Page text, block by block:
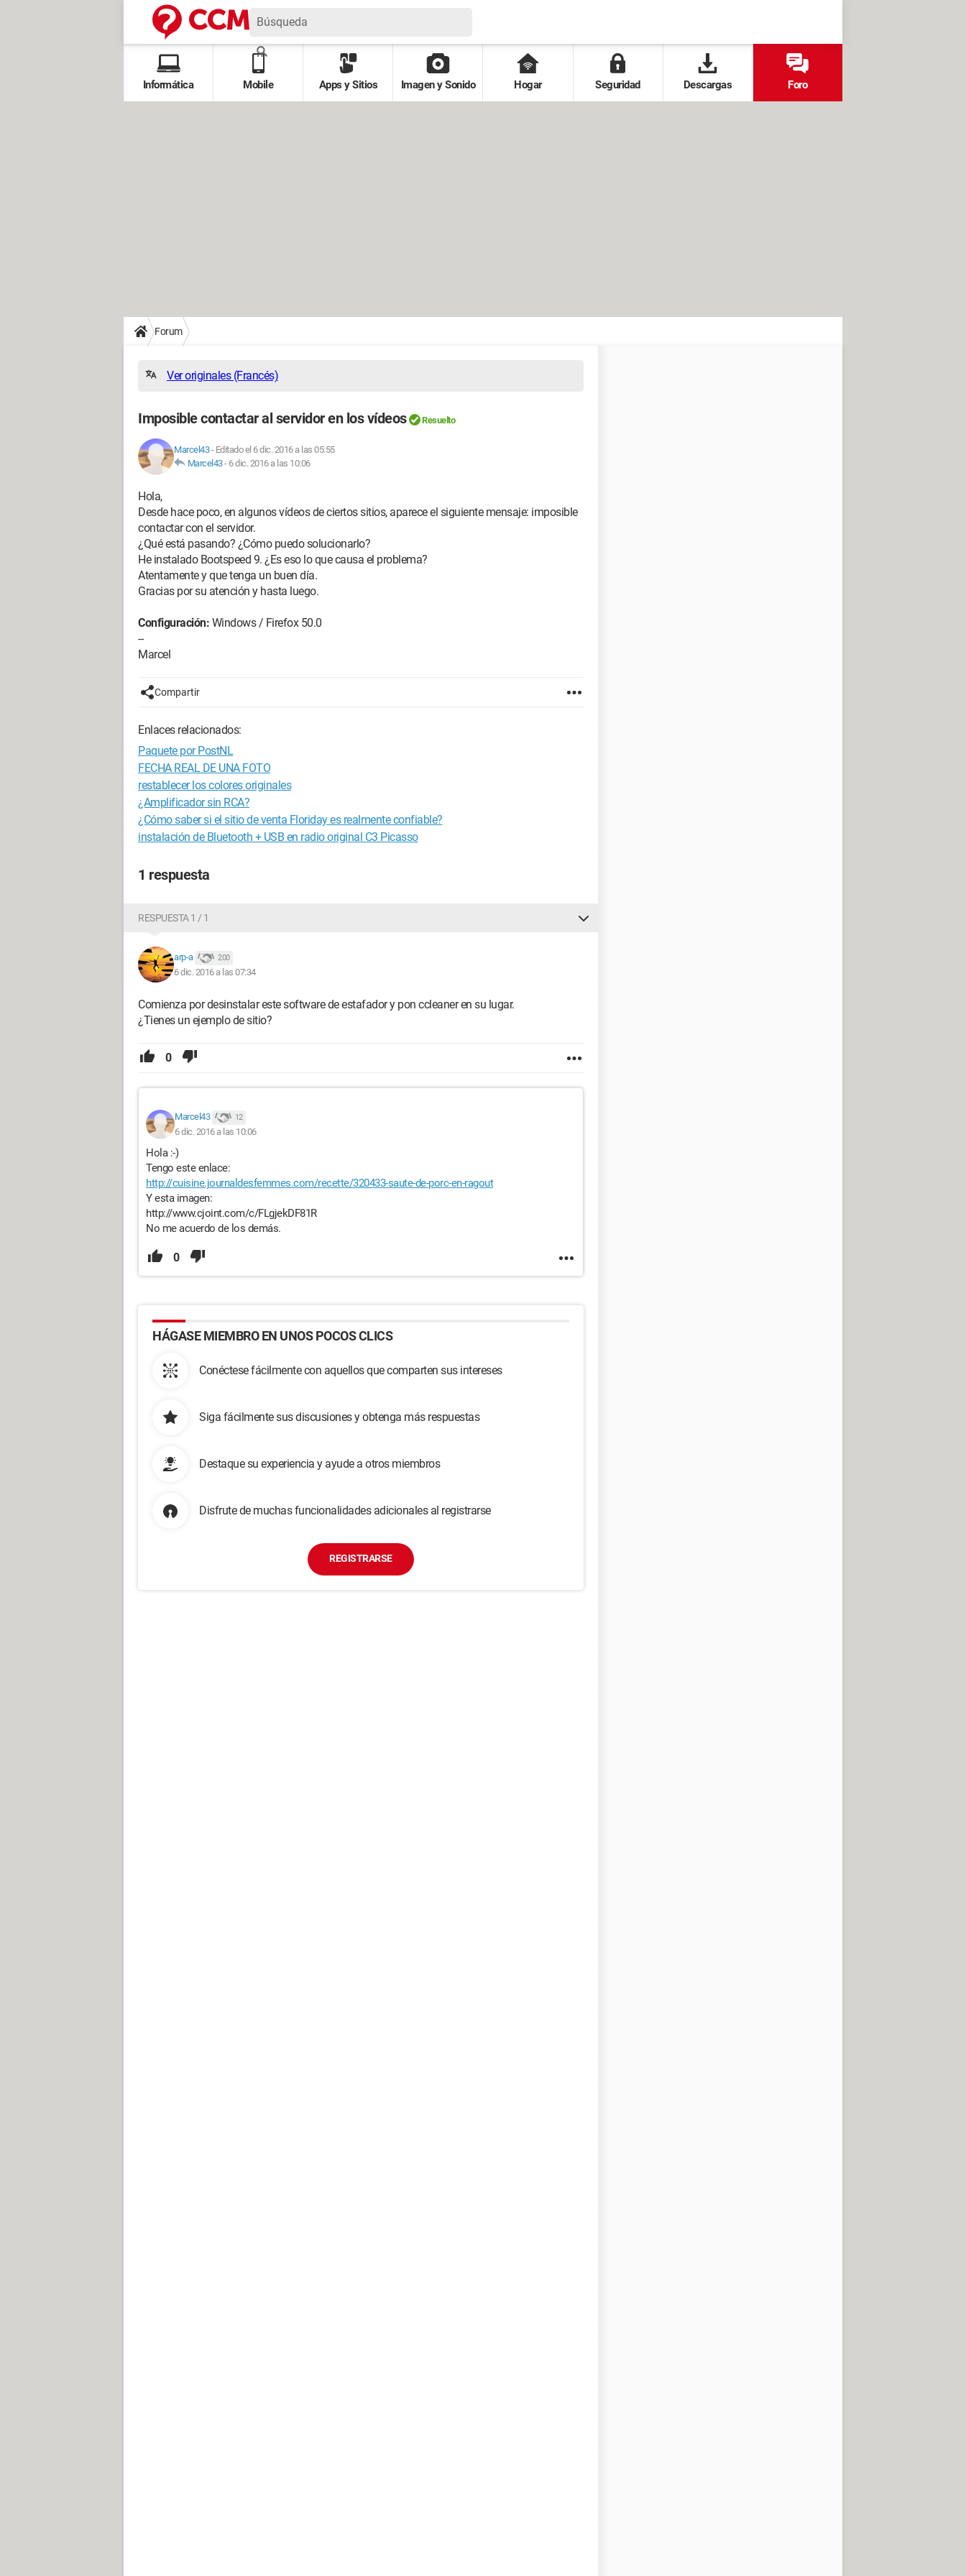
Informática Mobile Apps y Sitios Imagen y Sonido Hogar Seguridad Descargas Foro
Forum
Ver originales (Francés)
Imposible contactar al servidor en los vídeos Resuelto
Marcel43- Editado el 6 dic. 2016 a las 05:55
Marcel43- 6 dic. 2016 a las 10:06
Hola,
Desde hace poco, en algunos vídeos de ciertos sitios, aparece el siguiente mensaje: imposible
contactar con el servidor.
¿Qué está pasando? ¿Cómo puedo solucionarlo?
He instalado Bootspeed 9. ¿Es eso lo que causa el problema?
Atentamente y que tenga un buen día.
Gracias por su atención y hasta luego.
Configuración: Windows / Firefox 50.0
--
Marcel
Compartir
Enlaces relacionados:
Paquete por PostNL
FECHA REAL DE UNA FOTO
restablecer los colores originales
¿Amplificador sin RCA?
¿Cómo saber si el sitio de venta Floriday es realmente confiable?
instalación de Bluetooth + USB en radio original C3 Picasso
1 respuesta
RESPUESTA 1 / 1
arp-a 200
6 dic. 2016 a las 07:34
Comienza por desinstalar este software de estafador y pon ccleaner en su lugar.
¿Tienes un ejemplo de sitio?
0
Marcel43 12
6 dic. 2016 a las 10:06
Hola :-)
Tengo este enlace:
http://cuisine.journaldesfemmes.com/recette/320433-saute-de-porc-en-ragout
Y esta imagen:
http://www.cjoint.com/c/FLgjekDF81R
No me acuerdo de los demás.
0
HÁGASE MIEMBRO EN UNOS POCOS CLICS
Conéctese fácilmente con aquellos que comparten sus intereses
Siga fácilmente sus discusiones y obtenga más respuestas
Destaque su experiencia y ayude a otros miembros
Disfrute de muchas funcionalidades adicionales al registrarse
REGISTRARSE